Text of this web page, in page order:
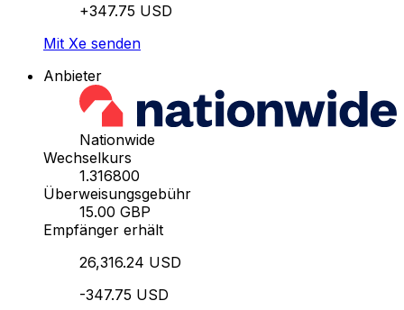
+347.75 USD
Mit Xe senden
Anbieter
Nationwide
Wechselkurs
1.316800
Überweisungsgebühr
15.00 GBP
Empfänger erhält
26,316.24 USD
-347.75 USD